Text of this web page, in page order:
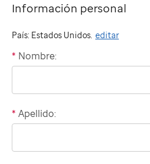
Información personal
País: Estados Unidos. editar
"billing"
* Nombre:
* Apellido: